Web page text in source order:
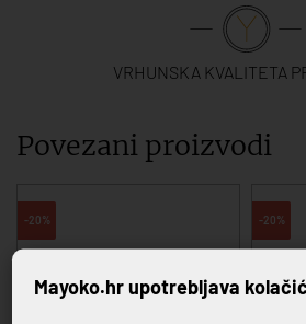
VRHUNSKA KVALITETA
Povezani proizvodi
-20% -20%
Mayoko.hr upotrebljava